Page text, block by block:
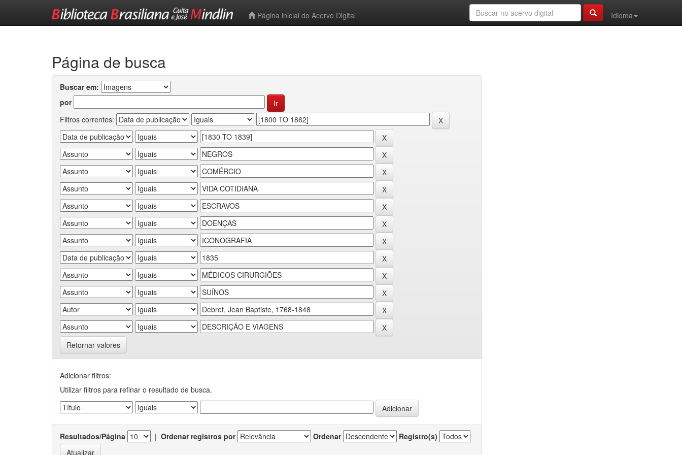
Página inicial do Acervo Digital
Idioma
Página de busca
Buscar em:
por
Filtros correntes:
Retornar valores
Adicionar filtros:
Utilizar filtros para refinar o resultado de busca.
Resultados/Página | Ordenar registros por Ordenar Registro(s)